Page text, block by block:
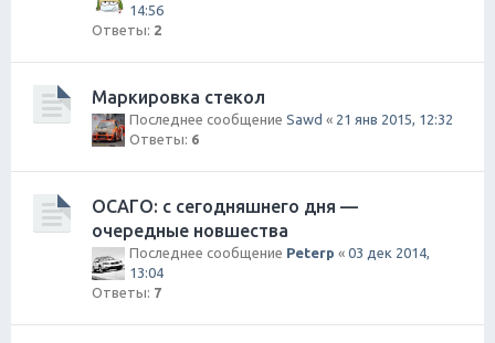
14:56
Ответы: 2
Маркировка стекол
Последнее сообщение Sawd « 21 янв 2015, 12:32
Ответы: 6
ОСАГО: с сегодняшнего дня —
очередные новшества
Последнее сообщение Peterp « 03 дек 2014,
13:04
Ответы: 7